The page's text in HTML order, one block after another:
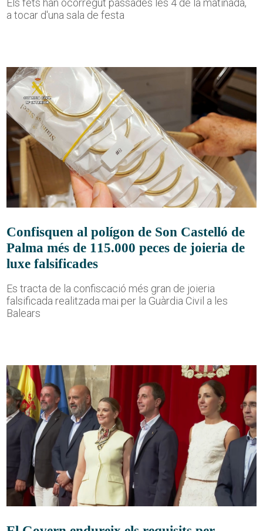
Els fets han ocorregut passades les 4 de la matinada,
a tocar d'una sala de festa
Confisquen al polígon de Son Castelló de
Palma més de 115.000 peces de joieria de
luxe falsificades
Es tracta de la confiscació més gran de joieria
falsificada realitzada mai per la Guàrdia Civil a les
Balears